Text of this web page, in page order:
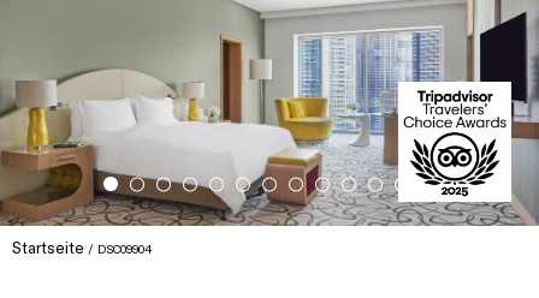
Startseite DSC09904